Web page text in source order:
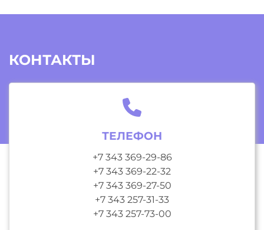
КОНТАКТЫ
ТЕЛЕФОН
+7 343 369-29-86
+7 343 369-22-32
+7 343 369-27-50
+7 343 257-31-33
+7 343 257-73-00